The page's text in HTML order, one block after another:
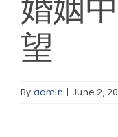
望
By admin | June 2,